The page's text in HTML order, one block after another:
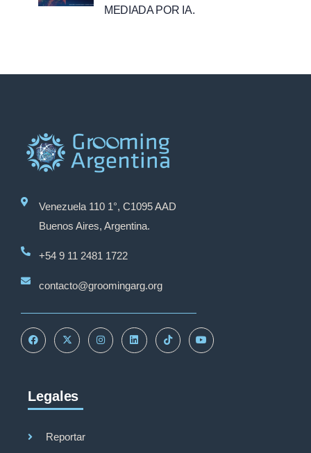
MEDIADA POR IA.
Venezuela 110 1°, C1095 AAD
Buenos Aires, Argentina.
+54 9 11 2481 1722
contacto@groomingarg.org
Legales
Reportar